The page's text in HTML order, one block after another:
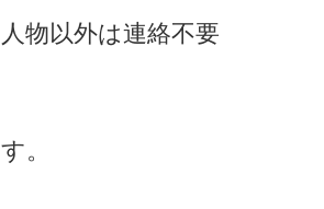
物以外は連絡不要
。